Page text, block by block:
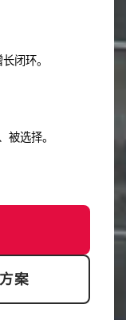
闭环。
被选择。
案